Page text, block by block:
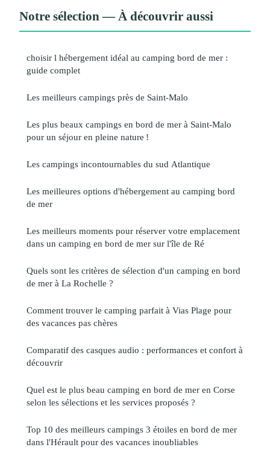
Notre sélection — À découvrir aussi
choisir l hébergement idéal au camping bord de mer :
guide complet
Les meilleurs campings près de Saint-Malo
Les plus beaux campings en bord de mer à Saint-Malo
pour un séjour en pleine nature !
Les campings incontournables du sud Atlantique
Les meilleures options d'hébergement au camping bord
de mer
Les meilleurs moments pour réserver votre emplacement
dans un camping en bord de mer sur l'île de Ré
Quels sont les critères de sélection d'un camping en bord
de mer à La Rochelle ?
Comment trouver le camping parfait à Vias Plage pour
des vacances pas chères
Comparatif des casques audio : performances et confort à
découvrir
Quel est le plus beau camping en bord de mer en Corse
selon les sélections et les services proposés ?
Top 10 des meilleurs campings 3 étoiles en bord de mer
dans l'Hérault pour des vacances inoubliables